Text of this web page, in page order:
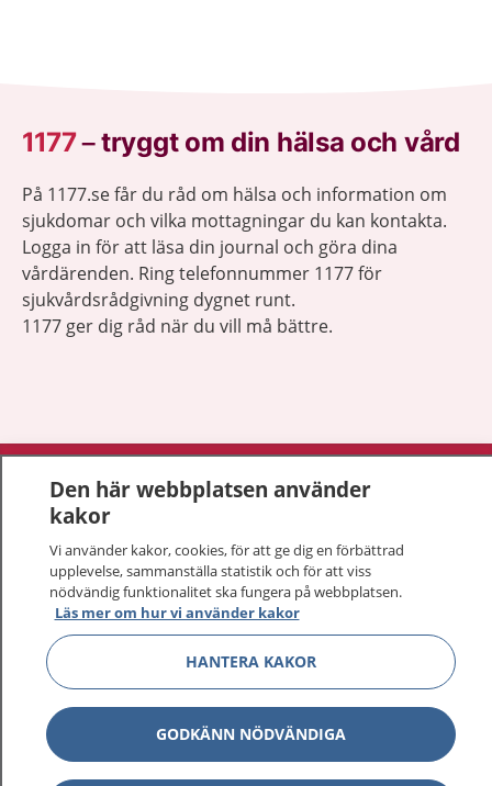
1177–tryggt om din hälsa och vård
På 1177.se får du råd om hälsa och information om
sjukdomar och vilka mottagningar du kan kontakta.
Logga in för att läsa din journal och göra dina
vårdärenden. Ring telefonnummer 1177 för
sjukvårdsrådgivning dygnet runt.
1177 ger dig råd när du vill må bättre.
Visa
Kontakt
Behandling av personuppgifter
Hantering av kakor
Den här webbplatsen använder
kakor
Vi använder kakor, cookies, för att ge dig en förbättrad
upplevelse, sammanställa statistik och för att viss
nödvändig funktionalitet ska fungera på webbplatsen.
Läs mer om hur vi använder kakor
HANTERA KAKOR
GODKÄNN NÖDVÄNDIGA